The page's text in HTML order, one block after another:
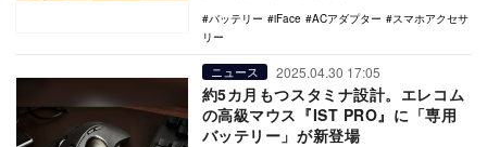
バッテリー
iFace ACアダプター
スマホアクセサ
リー
ニュース 2025.04.30 17:05
約5カ月もつスタミナ設計。エレコム
の高級マウス『IST PRO』に「専用
バッテリー」が新登場